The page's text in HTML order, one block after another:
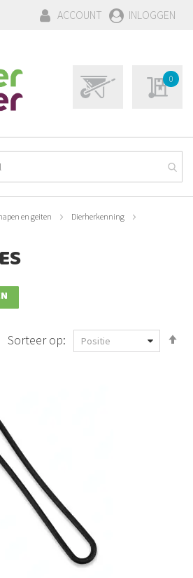
ACCOUNT INLOGGEN
Mijn
0
Product(en)
Winkelwagen
en geiten
Dierherkenning
Sorteer op: